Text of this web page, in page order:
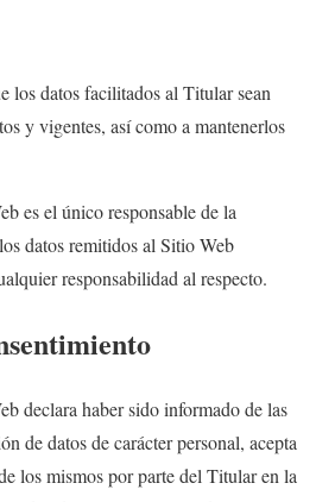
los datos facilitados al Titular sean
y vigentes, así como a mantenerlos
es el único responsable de la
datos remitidos al Sitio Web
responsabilidad al respecto.
declara haber sido informado de las
de datos de carácter personal, acepta
los mismos por parte del Titular en la